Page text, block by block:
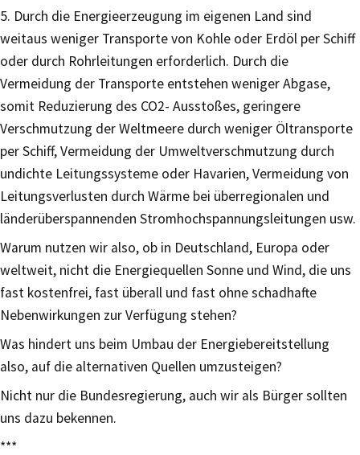
5. Durch die Energieerzeugung im eigenen Land sind
weitaus weniger Transporte von Kohle oder Erdöl per Schiff
oder durch Rohrleitungen erforderlich. Durch die
Vermeidung der Transporte entstehen weniger Abgase,
somit Reduzierung des CO2- Ausstoßes, geringere
Verschmutzung der Weltmeere durch weniger Öltransporte
per Schiff, Vermeidung der Umweltverschmutzung durch
undichte Leitungssysteme oder Havarien, Vermeidung von
Leitungsverlusten durch Wärme bei überregionalen und
länderüberspannenden Stromhochspannungsleitungen usw.
Warum nutzen wir also, ob in Deutschland, Europa oder
weltweit, nicht die Energiequellen Sonne und Wind, die uns
fast kostenfrei, fast überall und fast ohne schadhafte
Nebenwirkungen zur Verfügung stehen?
Was hindert uns beim Umbau der Energiebereitstellung
also, auf die alternativen Quellen umzusteigen?
Nicht nur die Bundesregierung, auch wir als Bürger sollten
uns dazu bekennen.
***